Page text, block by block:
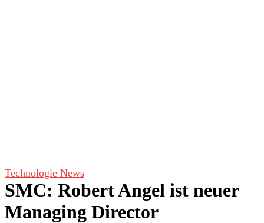
Technologie News
SMC: Robert Angel ist neuer
Managing Director